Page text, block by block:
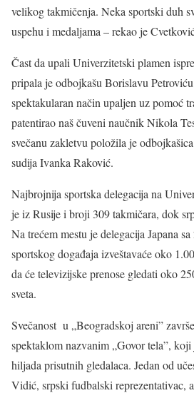
velikog takmičenja. Neka sportski duh
uspehu i medaljama – rekao je
Čast da upali Univerzitetski plamen
pripala je odbojkašu Borislavu
spektakularan način upaljen uz pomoć
patentirao naš čuveni naučnik Nikola
svečanu zakletvu položila je
sudija Ivanka Raković.
Najbrojnija sportska delegacija na
je iz Rusije i broji 309 takmičara, dok
Na trećem mestu je delegacija Japana
sportskog događaja izveštavaće oko
da će televizijske prenose gledati oko
sveta.
Svečanost u „Beogradskoj areni”
spektaklom nazvanim „Govor tela”,
hiljada prisutnih gledalaca. Jedan od
Vidić, srpski fudbalski reprezentativac,